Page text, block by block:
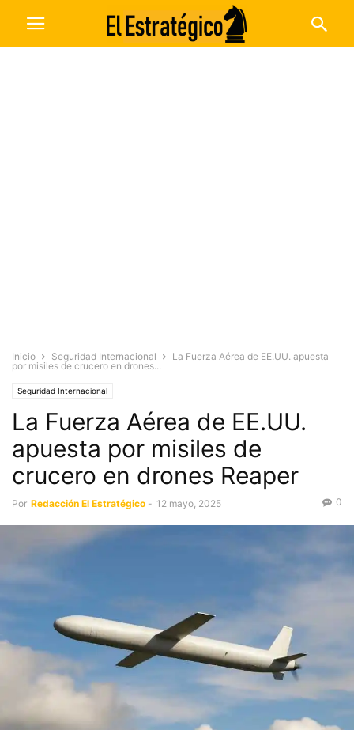
Inicio Seguridad Internacional
La Fuerza Aérea de EE.UU. apuesta
por misiles de crucero en drones...
Seguridad Internacional
La Fuerza Aérea de EE.UU.
apuesta por misiles de
crucero en drones Reaper
Por Redacción El Estratégico - 12 mayo, 2025 0